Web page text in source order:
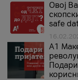
Овој
safe
А1